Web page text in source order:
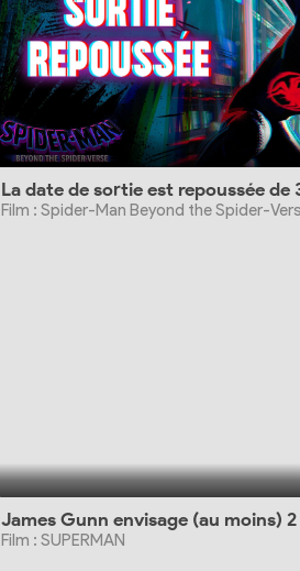
La date de sortie est repoussée de
Film : Spider-Man Beyond the Spider-
James Gunn envisage (au moins)
Film : SUPERMAN